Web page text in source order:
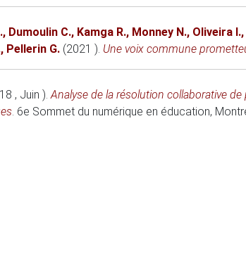
, Dumoulin C., Kamga R., Monney N., Oliveira I.,
, Pellerin G. (2021 ). Une voix commune
, Juin ).Analyse de la résolution collaborative
. 6e Sommet du numérique en éducation,